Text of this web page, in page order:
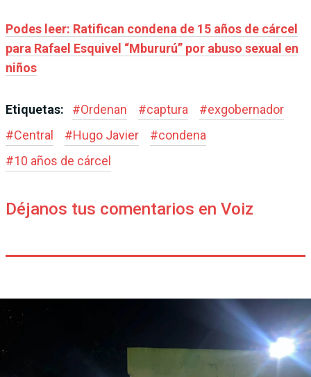
Podes leer: Ratifican condena de 15 años de cárcel
para Rafael Esquivel “Mbururú” por abuso sexual en
niños
Etiquetas: #Ordenan #captura #exgobernador
#Central #Hugo Javier #condena
#10 años de cárcel
Déjanos tus comentarios en Voiz